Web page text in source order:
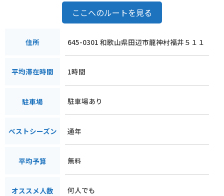
ここへのルートを見る
住所 645-0301 和歌山県田辺市龍神村福井５１１
平均滞在時間 1時間
駐車場 駐車場あり
ベストシーズン 通年
平均予算 無料
オススメ人数 何人でも